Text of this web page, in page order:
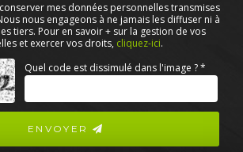
mes données personnelles transmises
nous engageons à ne jamais les diffuser ni à
tiers. Pour en savoir + sur la gestion de vos
et exercer vos droits, cliquez-ici.
Quel code est dissimulé dans l'image ?*
ENVOYER